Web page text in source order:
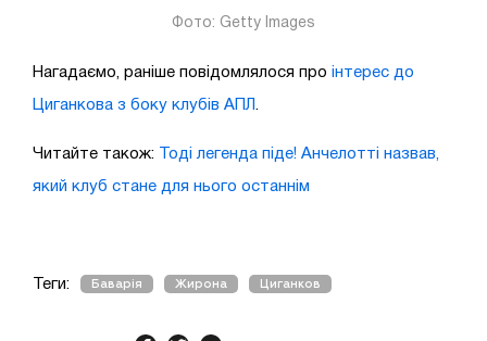
Фото: Getty Images
Нагадаємо, раніше повідомлялося про інтерес до
Циганкова з боку клубів АПЛ .
Читайте також: Тоді легенда піде! Анчелотті назвав,
який клуб стане для нього останнім
Теги: Баварія Жирона Циганков